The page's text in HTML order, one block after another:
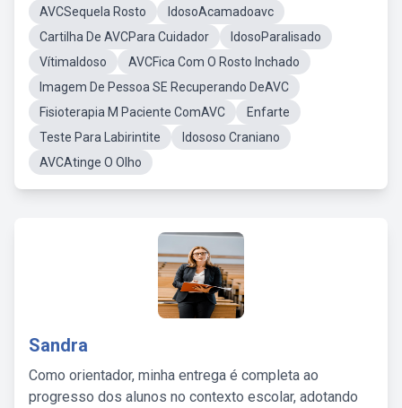
AVCSequela Rosto
IdosoAcamadoavc
Cartilha De AVCPara Cuidador
IdosoParalisado
VítimaIdoso
AVCFica Com O Rosto Inchado
Imagem De Pessoa SE Recuperando DeAVC
Fisioterapia M Paciente ComAVC
Enfarte
Teste Para Labirintite
Idososo Craniano
AVCAtinge O Olho
Sandra
Como orientador, minha entrega é completa ao
progresso dos alunos no contexto escolar, adotando